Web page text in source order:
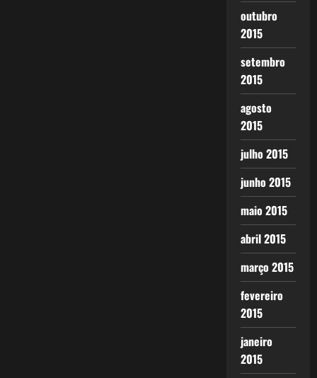
outubro
2015
setembro
2015
agosto
2015
julho 2015
junho 2015
maio 2015
abril 2015
março 2015
fevereiro
2015
janeiro
2015